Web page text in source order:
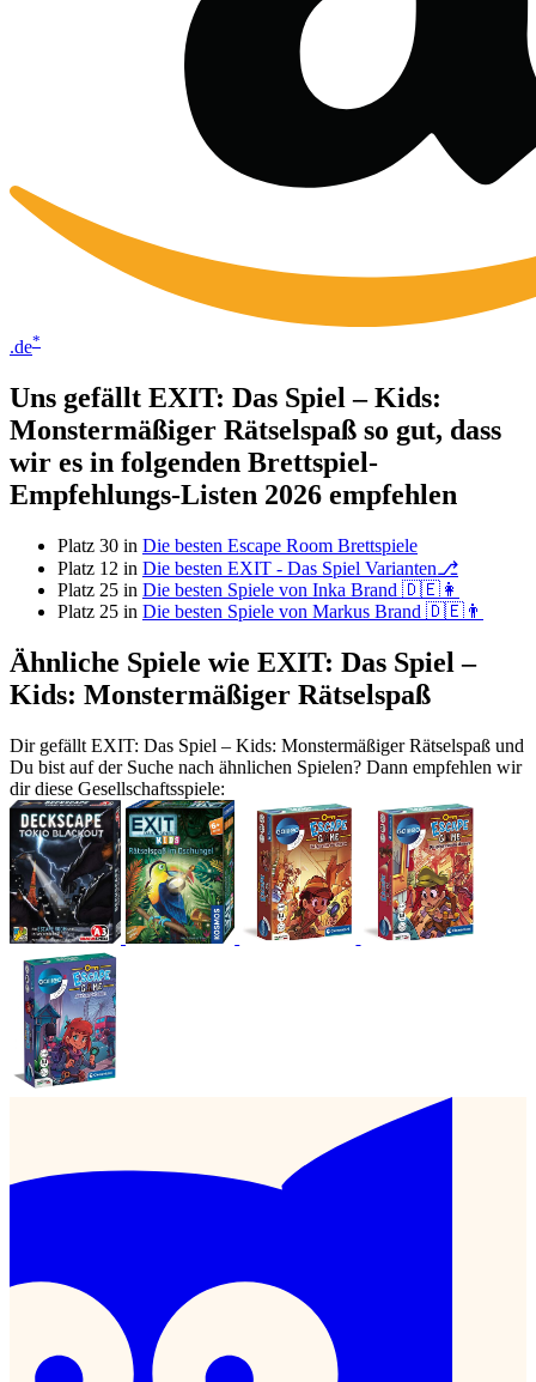
.de*
Uns gefällt EXIT: Das Spiel – Kids:
Monstermäßiger Rätselspaß so gut, dass
wir es in folgenden Brettspiel-
Empfehlungs-Listen 2026 empfehlen
Platz 30 in Die besten Escape Room Brettspiele
Platz 12 in Die besten EXIT - Das Spiel Varianten⎇
Platz 25 in Die besten Spiele von Inka Brand 🇩🇪👩
Platz 25 in Die besten Spiele von Markus Brand 🇩🇪👨
Ähnliche Spiele wie EXIT: Das Spiel –
Kids: Monstermäßiger Rätselspaß
Dir gefällt EXIT: Das Spiel – Kids: Monstermäßiger Rätselspaß und
Du bist auf der Suche nach ähnlichen Spielen? Dann empfehlen wir
dir diese Gesellschaftsspiele: